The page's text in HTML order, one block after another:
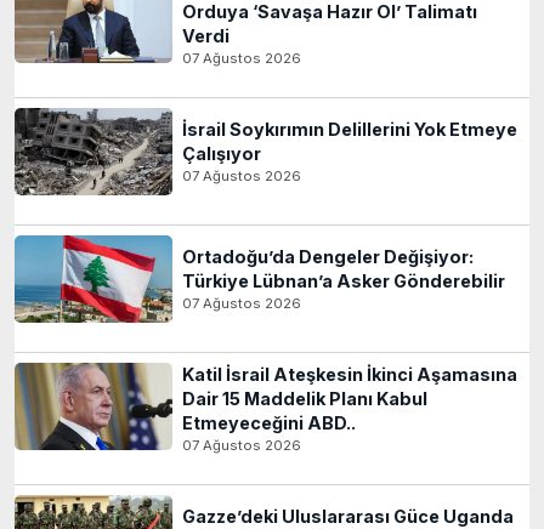
Orduya ‘Savaşa Hazır Ol’ Talimatı
Verdi
07 Ağustos 2026
İsrail Soykırımın Delillerini Yok Etmeye
Çalışıyor
07 Ağustos 2026
Ortadoğu’da Dengeler Değişiyor:
Türkiye Lübnan’a Asker Gönderebilir
07 Ağustos 2026
Katil İsrail Ateşkesin İkinci Aşamasına
Dair 15 Maddelik Planı Kabul
Etmeyeceğini ABD..
07 Ağustos 2026
Gazze’deki Uluslararası Güce Uganda